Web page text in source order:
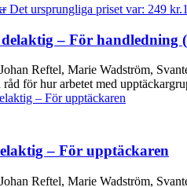
Det ursprungliga priset var: 249 kr.
– För handledning
Reftel, Marie Wadström,
för hur arbetet med
– För upptäckaren
Reftel, Marie Wadström,